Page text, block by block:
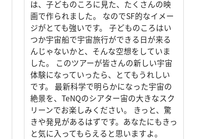
は、子どものころに見た、たくさんの映
画で作られました。 なのでSF的なイメー
ジがとても強いです。 子どものころはい
つか宇宙船で宇宙旅行ができる日が来る
んじゃないかと、そんな空想をしていま
した。 このツアーが皆さんの新しい宇宙
体験になっていったら、とてもうれしい
です。 最新科学で明らかになった宇宙の
絶景を、TeNQのシアター宙の大きなスク
リーンでお楽しみください。 きっと、驚
きや発見があるはずです。あなたにもきっ
と気に入ってもらえると思いますよ。